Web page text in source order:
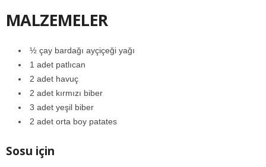
MALZEMELER
½ çay bardağı ayçiçeği yağı
1 adet patlıcan
2 adet havuç
2 adet kırmızı biber
3 adet yeşil biber
2 adet orta boy patates
Sosu için